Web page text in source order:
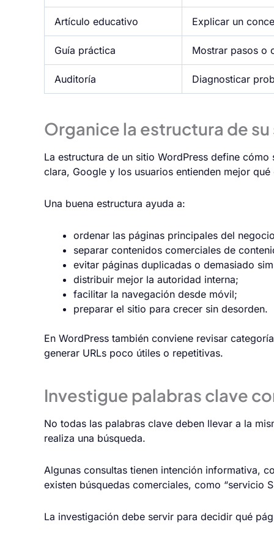
Artículo educativo Explicar un
Guía práctica Mostrar pasos o
Auditoría Diagnosticar
Organice la estructura de
La estructura de un sitio WordPress define
clara, Google y los usuarios entienden mejor
Una buena estructura ayuda a:
ordenar las páginas principales del
separar contenidos comerciales de
evitar páginas duplicadas o demasiado
distribuir mejor la autoridad interna;
facilitar la navegación desde móvil;
preparar el sitio para crecer sin desorden.
En WordPress también conviene revisar
generar URLs poco útiles o repetitivas.
Investigue palabras clave
No todas las palabras clave deben llevar a la
realiza una búsqueda.
Algunas consultas tienen intención informativa,
existen búsquedas comerciales, como “servicio
La investigación debe servir para decidir qué